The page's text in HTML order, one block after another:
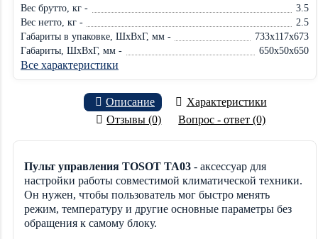
Вес брутто, кг -
3.5
Вес нетто, кг -
2.5
Габариты в упаковке, ШxВxГ, мм -
733x117x673
Габариты, ШxВxГ, мм -
650x50x650
Все характеристики
Описание
Характеристики
Отзывы (0)
Вопрос - ответ (0)
Пульт управления TOSOT TA03 - аксессуар для
настройки работы совместимой климатической техники.
Он нужен, чтобы пользователь мог быстро менять
режим, температуру и другие основные параметры без
обращения к самому блоку.